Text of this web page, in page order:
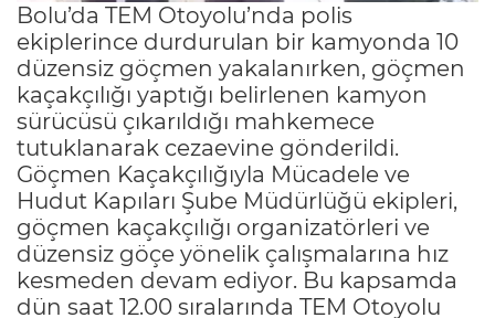
Bolu’da TEM Otoyolu’nda polis
ekiplerince durdurulan bir kamyonda 10
düzensiz göçmen yakalanırken, göçmen
kaçakçılığı yaptığı belirlenen kamyon
sürücüsü çıkarıldığı mahkemece
tutuklanarak cezaevine gönderildi.
Göçmen Kaçakçılığıyla Mücadele ve
Hudut Kapıları Şube Müdürlüğü ekipleri,
göçmen kaçakçılığı organizatörleri ve
düzensiz göçe yönelik çalışmalarına hız
kesmeden devam ediyor. Bu kapsamda
dün saat 12.00 sıralarında TEM Otoyolu